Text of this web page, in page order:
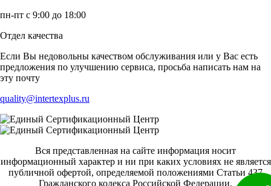
пн-пт с 9:00 до 18:00
Отдел качества
Если Вы недовольны качеством обслуживания или у Вас есть
предложения по улучшению сервиса, просьба написать нам на
эту почту
quality@intertexplus.ru
Вся представленная на сайте информация носит
информационный характер и ни при каких условиях не является
публичной офертой, определяемой положениями Статьи 437
Гражданского кодекса Российской Федерации.